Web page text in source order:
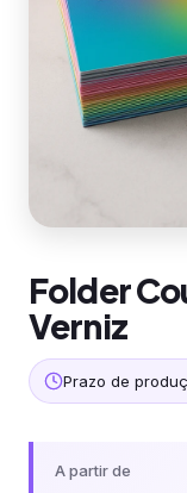
Folder
Verniz
Prazo de
A partir de